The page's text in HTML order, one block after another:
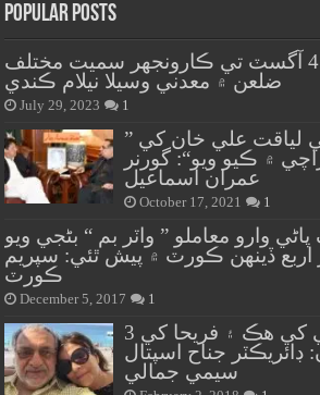
Popular Posts
سنڌ حڪومت 4 آگسٽ تي ڪارونجهر سميت مختلف
ضلعن ۾ معدني وسيلا نيلام ڪندي
July 29, 2023 1
” فرزند ڪراچي لياقت علي خان کي
۾ ڪيو ويو“: گورنر
عمران اسماعيل
October 17, 2021 1
وارو معاملو ” واٽر بم “ بڻجي ويو
اربع ڏينهن ڪورٽ ۾ پيش ٿئي: سپريم
ڪورٽ
December 5, 2017 1
هزار خان بجاراڻي کي هڪ ۽ فريحا کي 3
جناح اسپتال
سيمي جمالي